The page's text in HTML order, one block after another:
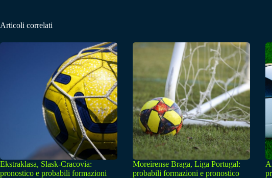
Articoli correlati
Ekstraklasa, Slask-Cracovia:
pronostico e probabili formazioni
Moreirense Braga, Liga Portugal:
probabili formazioni e pronostico